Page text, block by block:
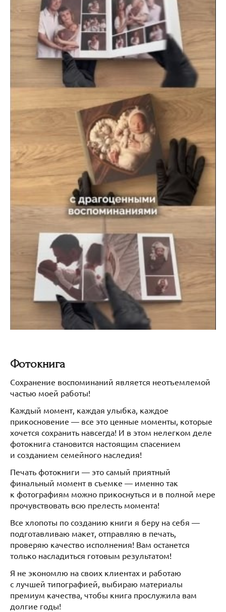
Фотокнига
Сохранение воспоминаний является неотъемлемой
частью моей работы!
Каждый момент, каждая улыбка, каждое
прикосновение — все это ценные моменты, которые
хочется сохранить навсегда! И в этом нелегком деле
фотокнига становится настоящим спасением
и созданием семейного наследия!
Печать фотокниги — это самый приятный
финальный момент в съемке — именно так
к фотографиям можно прикоснуться и в полной мере
прочувствовать всю прелесть момента!
Все хлопоты по созданию книги я беру на себя —
подготавливаю макет, отправляю в печать,
проверяю качество исполнения! Вам останется
только насладиться готовым результатом!
Я не экономлю на своих клиентах и работаю
с лучшей типографией, выбираю материалы
премиум качества, чтобы книга прослужила вам
долгие годы!